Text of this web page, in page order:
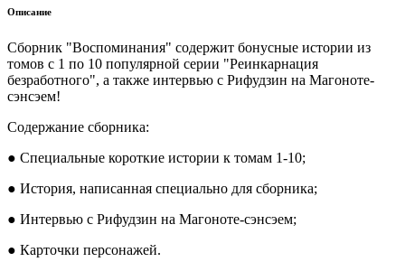
Описание
Сборник "Воспоминания" содержит бонусные истории из
томов с 1 по 10 популярной серии "Реинкарнация
безработного", а также интервью с Рифудзин на Магоноте-
сэнсэем!
Содержание сборника:
● Специальные короткие истории к томам 1-10;
● История, написанная специально для сборника;
● Интервью с Рифудзин на Магоноте-сэнсэем;
● Карточки персонажей.